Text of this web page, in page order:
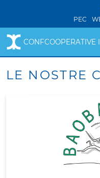
PEC
CONFCOOPERATIVE
LE NOSTRE